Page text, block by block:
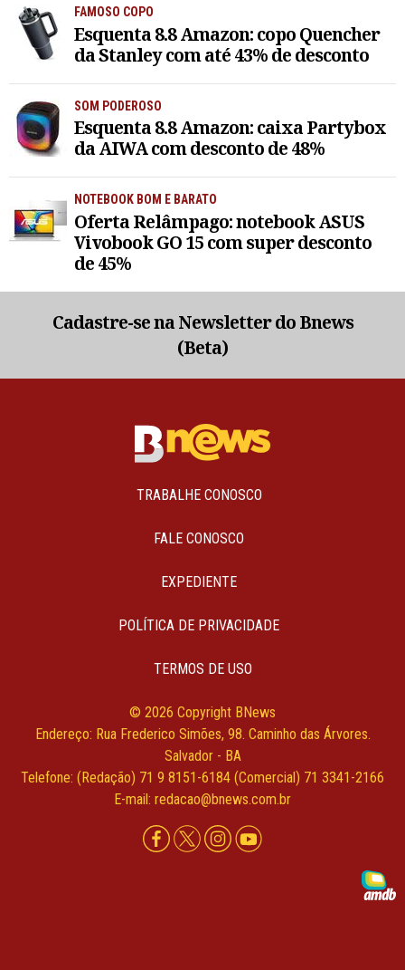
FAMOSO COPO
Esquenta 8.8 Amazon: copo Quencher
da Stanley com até 43% de desconto
SOM PODEROSO
Esquenta 8.8 Amazon: caixa Partybox
da AIWA com desconto de 48%
NOTEBOOK BOM E BARATO
Oferta Relâmpago: notebook ASUS
Vivobook GO 15 com super desconto
de 45%
Cadastre-se na Newsletter do Bnews
(Beta)
TRABALHE CONOSCO
FALE CONOSCO
EXPEDIENTE
POLÍTICA DE PRIVACIDADE
TERMOS DE USO
© 2026 Copyright BNews
Endereço: Rua Frederico Simões, 98. Caminho das Árvores.
Salvador - BA
Telefone: (Redação) 71 9 8151-6184 (Comercial) 71 3341-2166
E-mail: redacao@bnews.com.br